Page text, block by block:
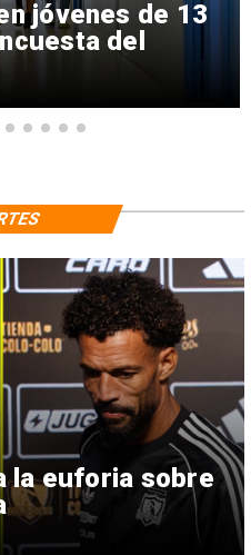
jóvenes de 13
del
la euforia sobre